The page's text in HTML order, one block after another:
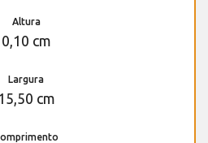
Altura
0,10 cm
Largura
15,50 cm